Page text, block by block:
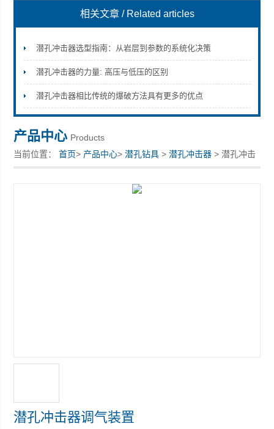
宣化县瑞科钻孔机械厂
相关文章 / Related articles
潜孔冲击器选型指南：从岩层到参数的系统化决策
潜孔冲击器的力量: 高压与低压的区别
潜孔冲击器相比传统的爆破方法具有更多的优点
产品中心 Products
当前位置：首页> 产品中心>潜孔钻具 >潜孔冲击器 > 潜孔冲击
器调气装置
潜孔冲击器调气装置